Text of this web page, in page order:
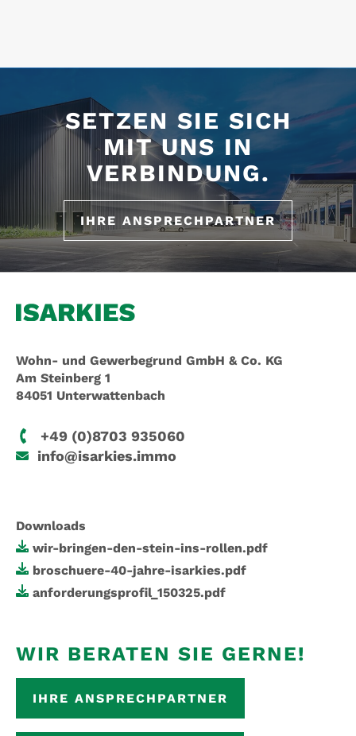
SETZEN SIE SICH
MIT UNS IN
VERBINDUNG.
IHRE ANSPRECHPARTNER
Wohn- und Gewerbegrund GmbH & Co. KG
Am Steinberg 1
84051 Unterwattenbach
+49 (0)8703 935060
info@isarkies.immo
Downloads
wir-bringen-den-stein-ins-rollen.pdf
broschuere-40-jahre-isarkies.pdf
anforderungsprofil_150325.pdf
WIR BERATEN SIE GERNE!
IHRE ANSPRECHPARTNER